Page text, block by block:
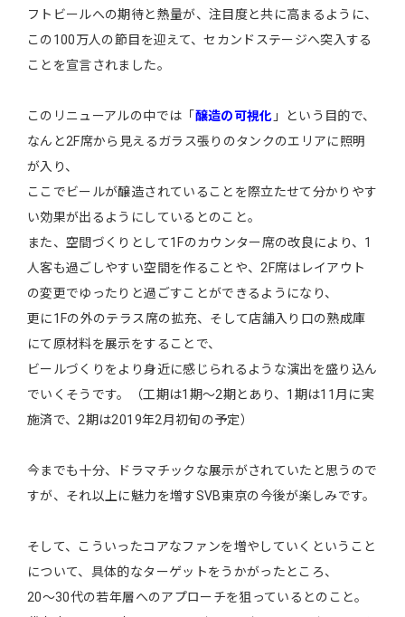
フトビールへの期待と熱量が、注目度と共に高まるように、
この100万人の節目を迎えて、セカンドステージへ突入する
ことを宣言されました。
このリニューアルの中では「 醸造の可視化 」という目的で、
なんと2F席から見えるガラス張りのタンクのエリアに照明
が入り、
ここでビールが醸造されていることを際立たせて分かりやす
い効果が出るようにしているとのこと。
また、空間づくりとして1Fのカウンター席の改良により、1
人客も過ごしやすい空間を作ることや、2F席はレイアウト
の変更でゆったりと過ごすことができるようになり、
更に1Fの外のテラス席の拡充、そして店舗入り口の熟成庫
にて原材料を展示をすることで、
ビールづくりをより身近に感じられるような演出を盛り込ん
でいくそうです。（工期は1期～2期とあり、1期は11月に実
施済で、2期は2019年2月初旬の予定）
今までも十分、ドラマチックな展示がされていたと思うので
すが、それ以上に魅力を増すSVB東京の今後が楽しみです。
そして、こういったコアなファンを増やしていくということ
について、具体的なターゲットをうかがったところ、
20～30代の若年層へのアプローチを狙っているとのこと。